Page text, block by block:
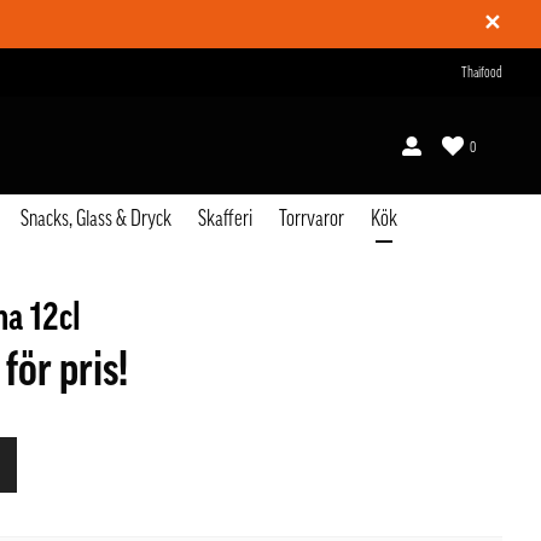
✕
Thaifood
0
Snacks, Glass & Dryck Skafferi Torrvaror Kök
12cl
för pris!